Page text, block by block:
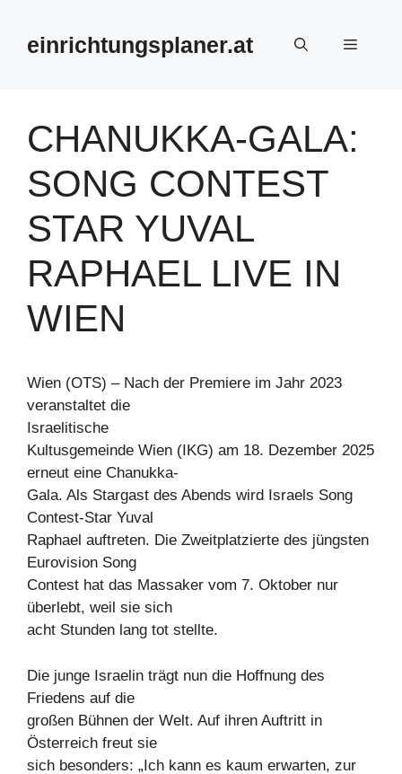
springeneinrichtungsplaner.at Menü
CHANUKKA-GALA:
SONG CONTEST
STAR YUVAL
RAPHAEL LIVE IN
WIEN
Wien (OTS) – Nach der Premiere im Jahr 2023
veranstaltet die
Israelitische
Kultusgemeinde Wien (IKG) am 18. Dezember 2025
erneut eine Chanukka-
Gala. Als Stargast des Abends wird Israels Song
Contest-Star Yuval
Raphael auftreten. Die Zweitplatzierte des jüngsten
Eurovision Song
Contest hat das Massaker vom 7. Oktober nur
überlebt, weil sie sich
acht Stunden lang tot stellte.
Die junge Israelin trägt nun die Hoffnung des
Friedens auf die
großen Bühnen der Welt. Auf ihren Auftritt in
Österreich freut sie
sich besonders: „Ich kann es kaum erwarten, zur